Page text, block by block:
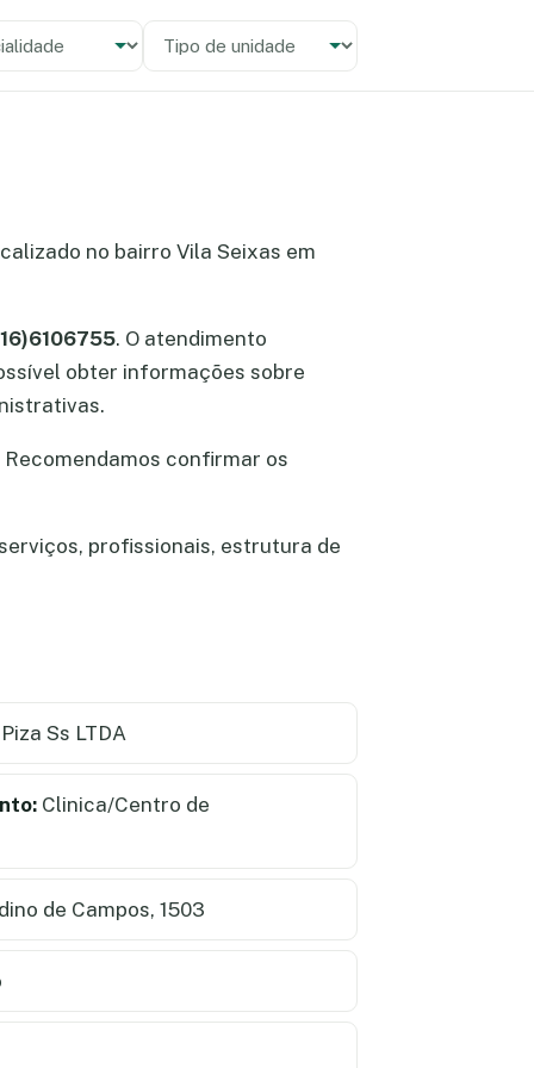
no bairro Vila Seixas em
. O atendimento
obter informações sobre
Recomendamos confirmar os
profissionais, estrutura de
Ss LTDA
Clinica/Centro de
de Campos, 1503